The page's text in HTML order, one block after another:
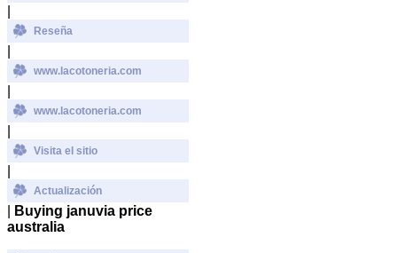
Reseña
www.lacotoneria.com
www.lacotoneria.com
Visita el sitio
Actualización
Buying januvia price
australia